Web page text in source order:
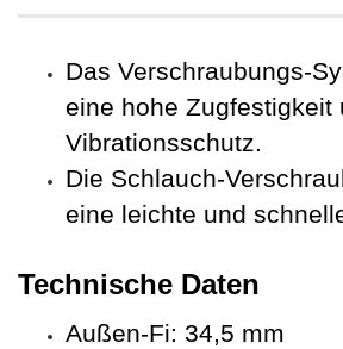
Das Verschraubungs-
eine hohe Zugfestigkeit
Vibrationsschutz.
Die Schlauch-
eine leichte und
Technische Daten
Außen-Fi: 34,5 mm